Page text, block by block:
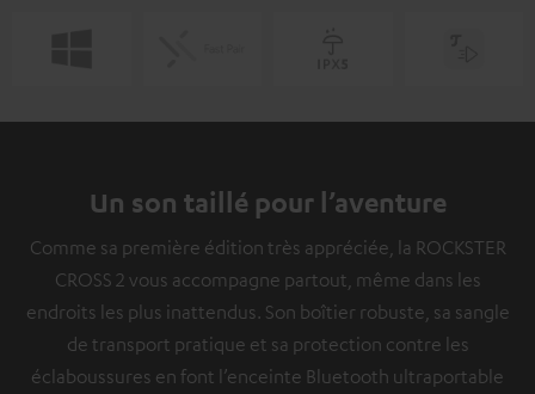
Un son taillé pour l’aventure
Comme sa première édition très appréciée, la ROCKSTER
CROSS 2 vous accompagne partout, même dans les
endroits les plus inattendus. Son boîtier robuste, sa sangle
de transport pratique et sa protection contre les
éclaboussures en font l’enceinte Bluetooth ultraportable